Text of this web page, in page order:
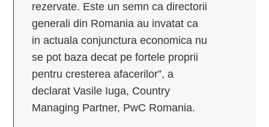
rezervate. Este un semn ca directorii
generali din Romania au invatat ca
in actuala conjunctura economica nu
se pot baza decat pe fortele proprii
pentru cresterea afacerilor”, a
declarat Vasile Iuga, Country
Managing Partner, PwC Romania.